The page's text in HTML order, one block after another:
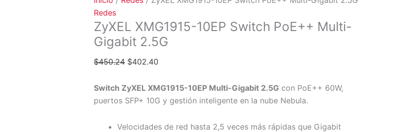
Redes
ZyXEL XMG1915-10EP Switch PoE++ Multi-
Gigabit 2.5G
$450.24 $402.40
Switch ZyXEL XMG1915-10EP Multi-Gigabit 2.5G con PoE++ 60W,
puertos SFP+ 10G y gestión inteligente en la nube Nebula.
Velocidades de red hasta 2,5 veces más rápidas que Gigabit